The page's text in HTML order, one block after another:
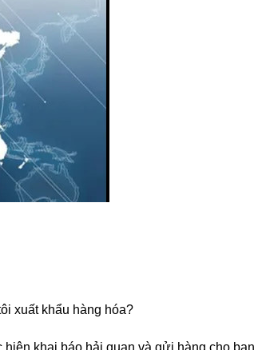
xuất khẩu hàng hóa?